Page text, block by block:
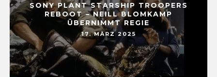
SONY PLANT STARSHIP TROOPERS
REBOOT – NEILL BLOMKAMP
ÜBERNIMMT REGIE
17. MÄRZ 2025